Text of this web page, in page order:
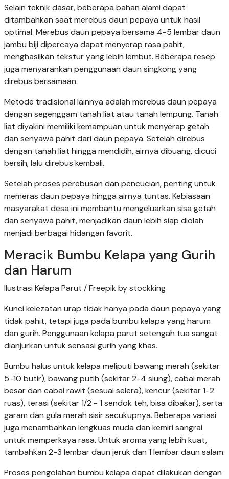
Selain teknik dasar, beberapa bahan alami dapat
ditambahkan saat merebus daun pepaya untuk hasil
optimal. Merebus daun pepaya bersama 4-5 lembar daun
jambu biji dipercaya dapat menyerap rasa pahit,
menghasilkan tekstur yang lebih lembut. Beberapa resep
juga menyarankan penggunaan daun singkong yang
direbus bersamaan.
Metode tradisional lainnya adalah merebus daun pepaya
dengan segenggam tanah liat atau tanah lempung. Tanah
liat diyakini memiliki kemampuan untuk menyerap getah
dan senyawa pahit dari daun pepaya. Setelah direbus
dengan tanah liat hingga mendidih, airnya dibuang, dicuci
bersih, lalu direbus kembali.
Setelah proses perebusan dan pencucian, penting untuk
memeras daun pepaya hingga airnya tuntas. Kebiasaan
masyarakat desa ini membantu mengeluarkan sisa getah
dan senyawa pahit, menjadikan daun lebih siap diolah
menjadi berbagai hidangan favorit.
Meracik Bumbu Kelapa yang Gurih
dan Harum
Ilustrasi Kelapa Parut / Freepik by stockking
Kunci kelezatan urap tidak hanya pada daun pepaya yang
tidak pahit, tetapi juga pada bumbu kelapa yang harum
dan gurih. Penggunaan kelapa parut setengah tua sangat
dianjurkan untuk sensasi gurih yang khas.
Bumbu halus untuk kelapa meliputi bawang merah (sekitar
5-10 butir), bawang putih (sekitar 2-4 siung), cabai merah
besar dan cabai rawit (sesuai selera), kencur (sekitar 1-2
ruas), terasi (sekitar 1/2 - 1 sendok teh, bisa dibakar), serta
garam dan gula merah sisir secukupnya. Beberapa variasi
juga menambahkan lengkuas muda dan kemiri sangrai
untuk memperkaya rasa. Untuk aroma yang lebih kuat,
tambahkan 2-3 lembar daun jeruk dan 1 lembar daun salam.
Proses pengolahan bumbu kelapa dapat dilakukan dengan